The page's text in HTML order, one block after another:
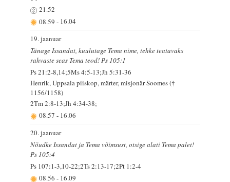
21.52
08.59- 16.04
19. jaanuar
Tänage Issandat, kuulutage Tema nime, tehke teatavaks
rahvaste seas Tema teod! Ps 105:1
Ps 21:2-8,14;5Ms 4:5-13;Jh 5:31-36
Henrik, Uppsala piiskop, märter, misjonär Soomes (†
1156/1158)
2Tm 2:8-13;Jh 4:34-38;
08.57- 16.06
20. jaanuar
Nõudke Issandat ja Tema võimsust, otsige alati Tema palet!
Ps 105:4
Ps 107:1-3,10-22;2Ts 2:13-17;2Pt 1:2-4
08.56- 16.09